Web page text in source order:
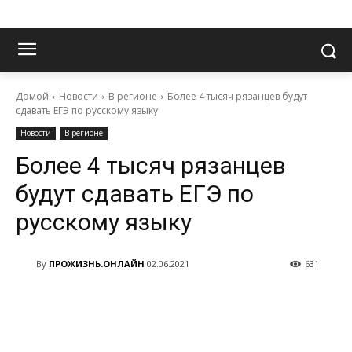
Домой Новости В регионе
Более 4 тысяч рязанцев будут
сдавать ЕГЭ по русскому языку
Новости В регионе
Более 4 тысяч рязанцев
будут сдавать ЕГЭ по
русскому языку
By ПРОЖИЗНЬ.ОНЛАЙН 02.06.2021 631